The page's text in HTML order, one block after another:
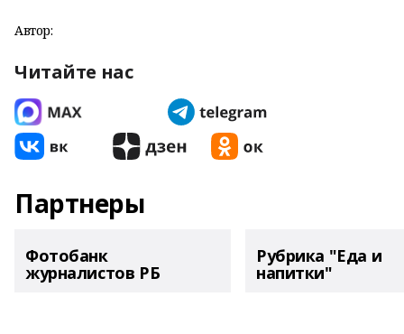
Автор:
Читайте нас
Партнеры
Фотобанк
журналистов РБ
Рубрика "Еда и
напитки"